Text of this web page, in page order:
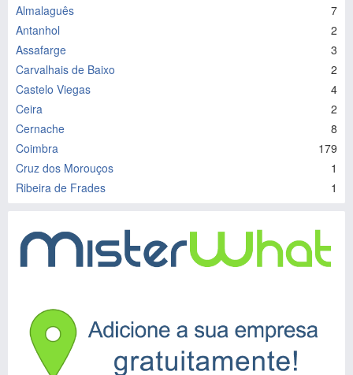
Almalaguês
7
Antanhol
2
Assafarge
3
Carvalhais de Baixo
2
Castelo Viegas
4
Ceira
2
Cernache
8
Coimbra
179
Cruz dos Morouços
1
Ribeira de Frades
1